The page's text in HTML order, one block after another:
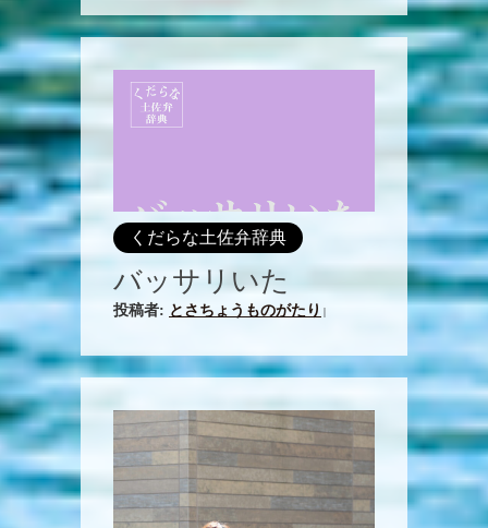
くだらな土佐弁辞典
バッサリいた
投稿者: とさちょうものがたり